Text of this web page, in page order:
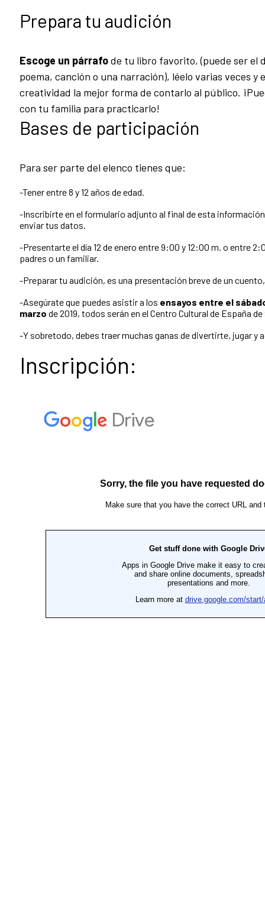
Prepara tu audición
Escoge un párrafode tu libro favorito, (puede ser el
poema, canción o una narración), léelo varias veces y
creatividad la mejor forma de contarlo al público.
con tu familia para practicarlo!
Bases de participación
Para ser parte del elenco tienes que:
-Tener entre 8 y 12 años de edad.
-Inscribirte en el formulario adjunto al final de esta
enviar tus datos.
-Presentarte el día 12 de enero entre 9:00 y 12:00 m. o entre
padres o un familiar.
-Preparar tu audición, es una presentación breve de un
-Asegúrate que puedes asistir a los ensayos entre el
marzo de 2019, todos serán en el Centro Cultural de España
-Y sobretodo, debes traer muchas ganas de divertirte, jugar y
Inscripción: